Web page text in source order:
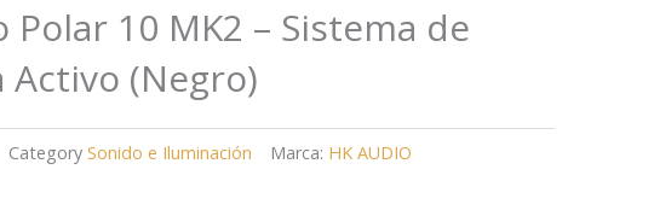
Polar 10 MK2 – Sistema de
Activo (Negro)
Category Sonido e Iluminación Marca: HK AUDIO